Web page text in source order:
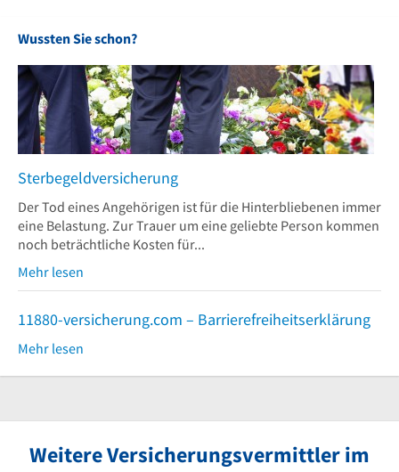
Wussten Sie schon?
Sterbegeldversicherung
Der Tod eines Angehörigen ist für die Hinterbliebenen immer
eine Belastung. Zur Trauer um eine geliebte Person kommen
noch beträchtliche Kosten für...
Mehr lesen
11880-versicherung.com – Barrierefreiheitserklärung
Mehr lesen
Weitere Versicherungsvermittler im